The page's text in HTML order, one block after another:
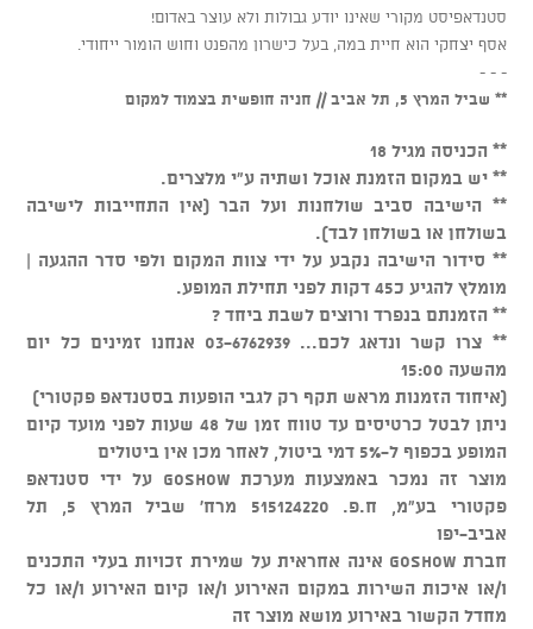
סטנדאפיסט מקורי שאינו יודע גבולות ולא עוצר באדום!
אסף יצחקי הוא חיית במה, בעל כישרון מהפנט וחוש הומור ייחודי.
- - -
** שביל המרץ 5, תל אביב // חניה חופשית בצמוד למקום
** הכניסה מגיל 18
** יש במקום הזמנת אוכל ושתיה ע"י מלצרים.
** הישיבה סביב שולחנות ועל הבר (אין התחייבות לישיבה
בשולחן או בשולחן לבד).
** סידור הישיבה נקבע על ידי צוות המקום ולפי סדר ההגעה |
מומלץ להגיע כ45 דקות לפני תחילת המופע.
** הזמנתם בנפרד ורוצים לשבת ביחד ?
** צרו קשר ונדאג לכם... 03-6762939 אנחנו זמינים כל יום
מהשעה 15:00
(איחוד הזמנות מראש תקף רק לגבי הופעות בסטנדאפ פקטורי)
ניתן לבטל כרטיסים עד טווח זמן של 48 שעות לפני מועד קיום
המופע בכפוף ל-5% דמי ביטול, לאחר מכן אין ביטולים
מוצר זה נמכר באמצעות מערכת GOSHOW על ידי סטנדאפ
פקטורי בע"מ, ח.פ. 515124220 מרח' שביל המרץ 5, תל
אביב-יפו
חברת GOSHOW אינה אחראית על שמירת זכויות בעלי התכנים
ו/או איכות השירות במקום האירוע ו/או קיום האירוע ו/או כל
מחדל הקשור באירוע מושא מוצר זה